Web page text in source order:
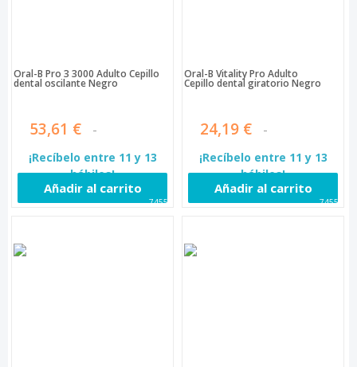
Oral-B Pro 3 3000 Adulto Cepillo
dental oscilante Negro
53,61 €
¡Recíbelo entre 11 y 13
hábiles!
Añadir al carrito
74550
Oral-B Vitality Pro Adulto
Cepillo dental giratorio Negro
24,19 €
¡Recíbelo entre 11 y 13
hábiles!
Añadir al carrito
74553